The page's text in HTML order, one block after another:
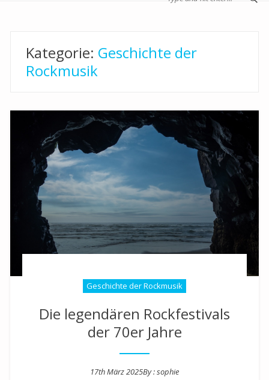
Kategorie: Geschichte der
Rockmusik
Geschichte der Rockmusik
Die legendären Rockfestivals
der 70er Jahre
17th März 2025By :sophie